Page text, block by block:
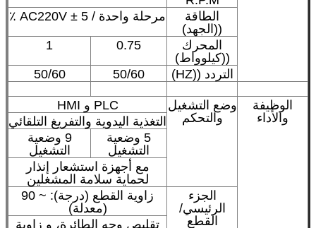
الطاقة
((الجهد)
مرحلة واحدة / AC220V ± 5 ٪
المحرك
((كيلوواط)
0.75
1
التردد ((HZ) 50/60
50/60
الوظيفة
والأداء
وضع التشغيل
والتحكم
PLC و HMI
التغذية اليدوية والتفريغ التلقائي
5 وضعية
التشغيل
9 وضعية
التشغيل
مع أجهزة استشعار إنذار
لحماية سلامة المشغلين
الجزء
الرئيسي/
القطع
زاوية القطع (درجة): ~ 90
(معدلة)
تقليص وجه الطائرة، و زاوية